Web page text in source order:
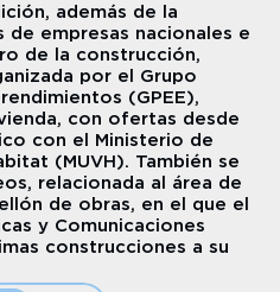
además de la
empresas nacionales e
de la construcción,
por el Grupo
(GPEE),
con ofertas desde
con el Ministerio de
(MUVH). También se
relacionada al área de
de obras, en el que el
y Comunicaciones
construcciones a su